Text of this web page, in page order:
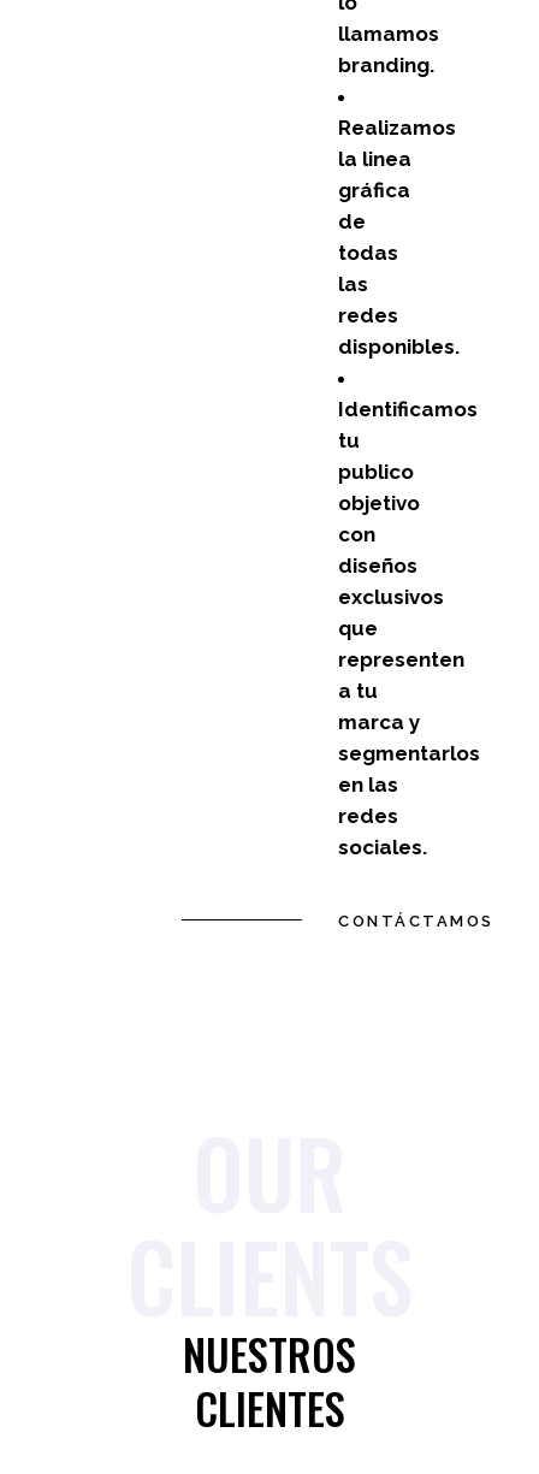
llamamos
branding.
Realizamos
la linea
gráfica
de
todas
las
redes
disponibles.
Identificamos
tu
publico
objetivo
con
diseños
exclusivos
que
representen
a tu
marca y
segmentarlos
en las
redes
sociales.
CONTÁCTAMOS
NUESTROS
CLIENTES